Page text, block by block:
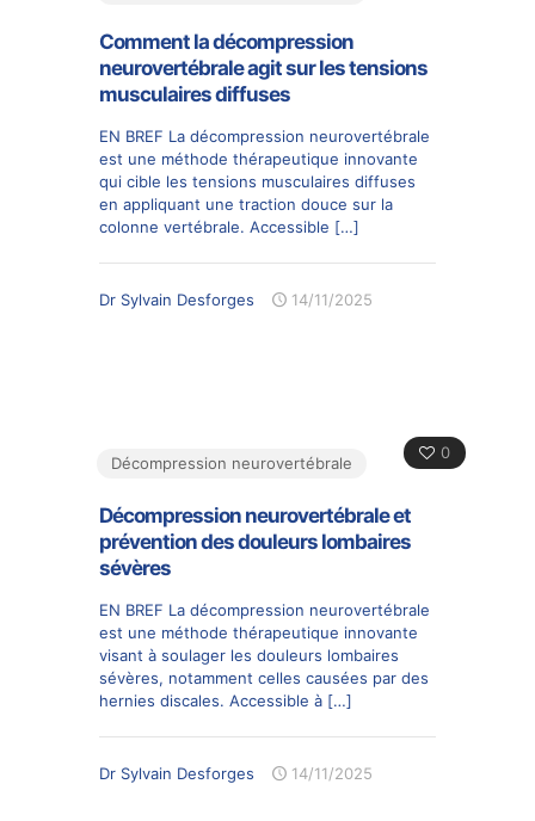
Comment la décompression
neurovertébrale agit sur les tensions
musculaires diffuses
EN BREF La décompression neurovertébrale
est une méthode thérapeutique innovante
qui cible les tensions musculaires diffuses
en appliquant une traction douce sur la
colonne vertébrale. Accessible […]
Dr Sylvain Desforges 14/11/2025
0
Décompression neurovertébrale
Décompression neurovertébrale et
prévention des douleurs lombaires
sévères
EN BREF La décompression neurovertébrale
est une méthode thérapeutique innovante
visant à soulager les douleurs lombaires
sévères, notamment celles causées par des
hernies discales. Accessible à […]
Dr Sylvain Desforges 14/11/2025